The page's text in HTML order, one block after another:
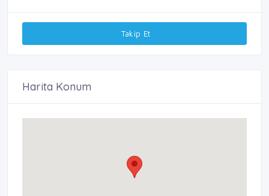
Takip Et
Harita Konum